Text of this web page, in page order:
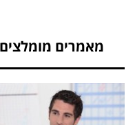
מאמרים מומלצים